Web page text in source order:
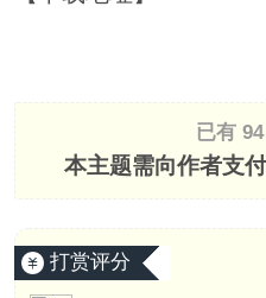
已有
本主题需向作者支
打赏评分